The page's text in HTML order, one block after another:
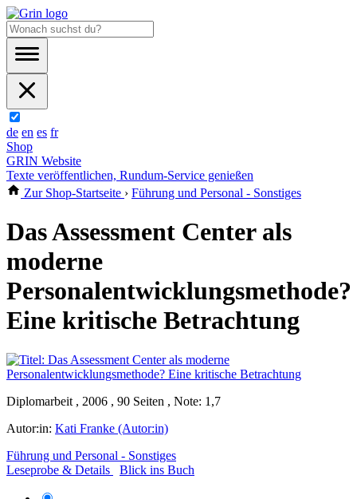
de en es fr
Shop
GRIN Website
Texte veröffentlichen, Rundum-Service genießen
Zur Shop-Startseite › Führung und Personal - Sonstiges
Das Assessment Center als
moderne
Personalentwicklungsmethode?
Eine kritische Betrachtung
Diplomarbeit , 2006 , 90 Seiten , Note: 1,7
Autor:in: Kati Franke (Autor:in)
Führung und Personal - Sonstiges
Leseprobe & Details
Blick ins Buch